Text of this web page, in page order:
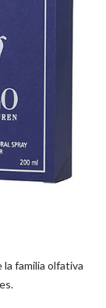
la familia olfativa